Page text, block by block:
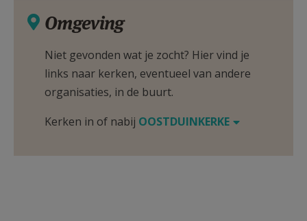
Omgeving
Niet gevonden wat je zocht? Hier vind je
links naar kerken, eventueel van andere
organisaties, in de buurt.
Kerken in of nabij OOSTDUINKERKE